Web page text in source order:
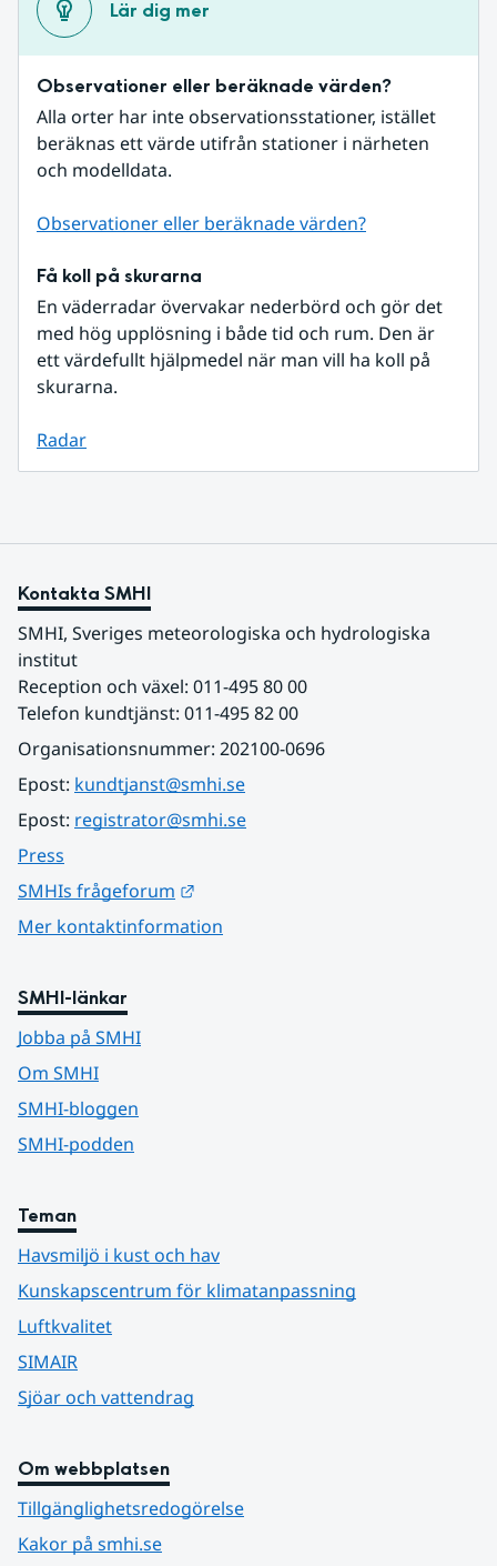
Lär dig mer
Observationer eller beräknade värden?
Alla orter har inte observationsstationer, istället
beräknas ett värde utifrån stationer i närheten
och modelldata.
Observationer eller beräknade värden?
Få koll på skurarna
En väderradar övervakar nederbörd och gör det
med hög upplösning i både tid och rum. Den är
ett värdefullt hjälpmedel när man vill ha koll på
skurarna.
Radar
Kontakta SMHI
SMHI, Sveriges meteorologiska och hydrologiska
institut
Reception och växel: 011-495 80 00
Telefon kundtjänst: 011-495 82 00
Organisationsnummer: 202100-0696
Epost: kundtjanst@smhi.se
Epost: registrator@smhi.se
Press
SMHIs frågeforum
Mer kontaktinformation
SMHI-länkar
Jobba på SMHI
Om SMHI
SMHI-bloggen
SMHI-podden
Teman
Havsmiljö i kust och hav
Kunskapscentrum för klimatanpassning
Luftkvalitet
SIMAIR
Sjöar och vattendrag
Om webbplatsen
Tillgänglighetsredogörelse
Kakor på smhi.se